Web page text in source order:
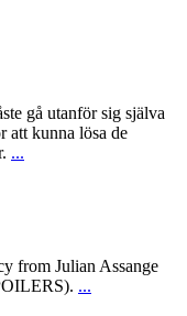
gå utanför sig själva
att kunna lösa de
...
from Julian Assange
...